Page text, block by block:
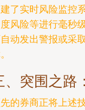
了实时风险监控
风险等进行毫秒
动发出警报或采
、突围之路
的券商正将上述